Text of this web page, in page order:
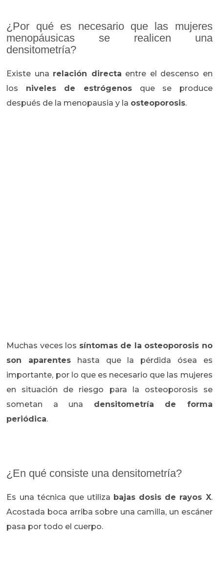
¿Por qué es necesario que las mujeres
menopáusicas se realicen una
densitometría?
Existe una relación directa entre el descenso en
los niveles de estrógenos que se produce
después de la menopausia y la osteoporosis.
Muchas veces los síntomas de la osteoporosis no
son aparentes hasta que la pérdida ósea es
importante, por lo que es necesario que las mujeres
en situación de riesgo para la osteoporosis se
sometan a una densitometría de forma
periódica.
¿En qué consiste una densitometría?
Es una técnica que utiliza bajas dosis de rayos X.
Acostada boca arriba sobre una camilla, un escáner
pasa por todo el cuerpo.